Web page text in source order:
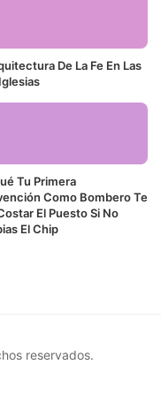
De La Fe En Las
Tu Primera
Como Bombero Te
El Puesto Si No
El Chip
reservados.